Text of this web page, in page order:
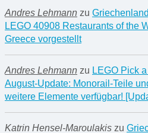
Andres Lehmannzu
LEGO 40908 Restaurants of the
Greece vorgestellt
Andres Lehmannzu LEGO Pick
August-Update: Monorail-Teile
weitere Elemente verfügbar!
Katrin Hensel-Maroulakiszu